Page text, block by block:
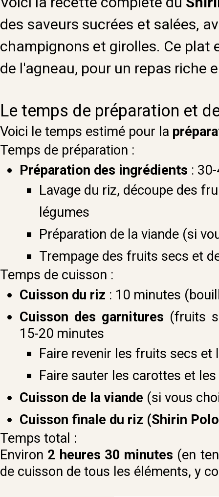
des saveurs sucrées et salées,
champignons et girolles. Ce plat
de l'agneau, pour un repas riche
Le temps de préparation et
Voici le temps estimé pour la
Temps de préparation :
Préparation des ingrédients :
Lavage du riz, découpe des
légumes
Préparation de la viande (si
Trempage des fruits secs et
Temps de cuisson :
Cuisson du riz : 10 minutes
Cuisson des garnitures (fruits
15-20 minutes
Faire revenir les fruits secs et
Faire sauter les carottes et
Cuisson de la viande (si vous
Cuisson finale du riz (Shirin
Temps total :
Environ 2 heures 30 minutes (en
de cuisson de tous les éléments, y